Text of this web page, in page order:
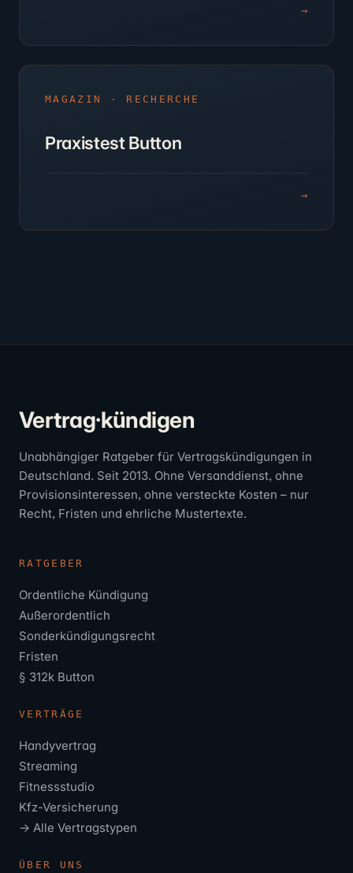
→
MAGAZIN · RECHERCHE
Praxistest Button
→
Vertrag·kündigen
Unabhängiger Ratgeber für Vertragskündigungen in
Deutschland. Seit 2013. Ohne Versanddienst, ohne
Provisionsinteressen, ohne versteckte Kosten – nur
Recht, Fristen und ehrliche Mustertexte.
RATGEBER
Ordentliche Kündigung
Außerordentlich
Sonderkündigungsrecht
Fristen
§ 312k Button
VERTRÄGE
Handyvertrag
Streaming
Fitnessstudio
Kfz-Versicherung
→ Alle Vertragstypen
ÜBER UNS